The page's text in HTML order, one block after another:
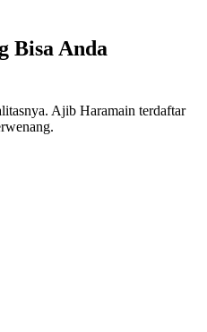
Bisa Anda
Ajib Haramain terdaftar